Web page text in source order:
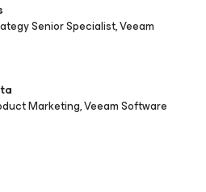
Senior Specialist, Veeam
Marketing, Veeam Software